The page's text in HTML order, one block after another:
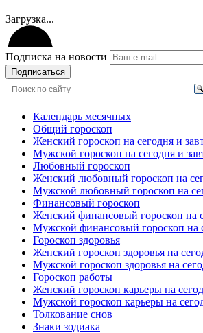
Загрузка...
Подписка на новости
Подписаться
Календарь месячных
Общий гороскоп
Женский гороскоп на сегодня и
Мужской гороскоп на сегодня и
Любовный гороскоп
Женский любовный гороскоп на
Мужской любовный гороскоп на
Финансовый гороскоп
Женский финансовый гороскоп на
Мужской финансовый гороскоп на
Гороскоп здоровья
Женский гороскоп здоровья на
Мужской гороскоп здоровья на
Гороскоп работы
Женский гороскоп карьеры на
Мужской гороскоп карьеры на
Толкование снов
Знаки зодиака